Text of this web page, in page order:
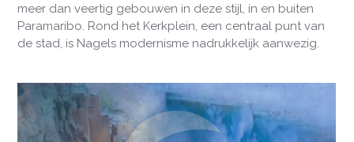
meer dan veertig gebouwen in deze stijl, in en buiten
Paramaribo. Rond het Kerkplein, een centraal punt van
de stad, is Nagels modernisme nadrukkelijk aanwezig.